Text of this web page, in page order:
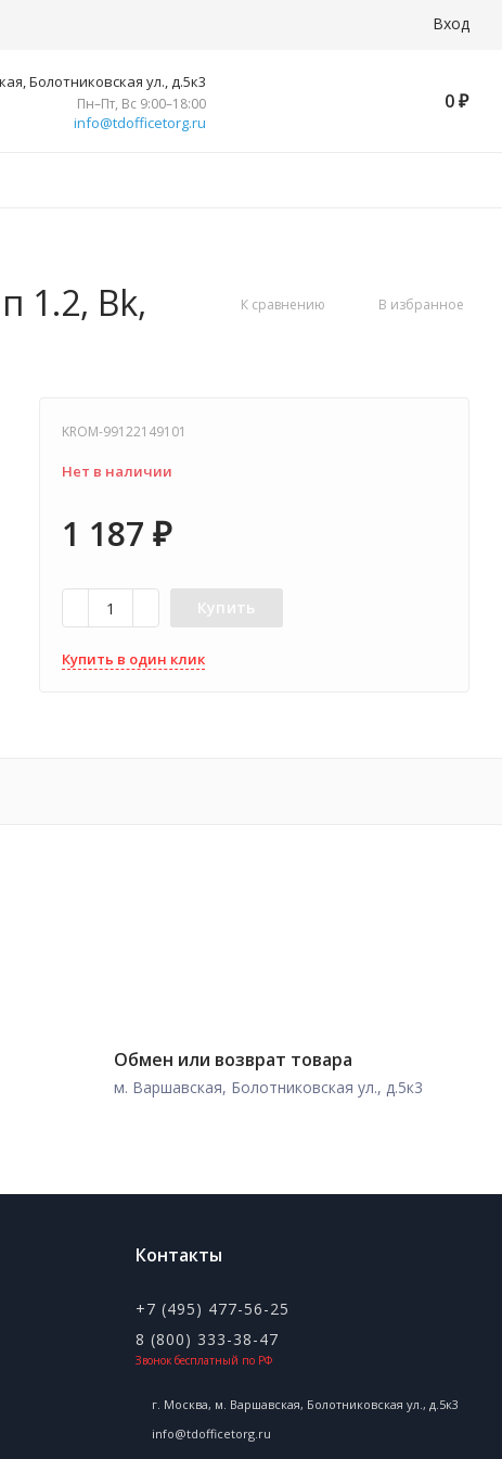
Вход
Болотниковская ул., д.5к3
Пн–Пт, Вс 9:00–18:00
info@tdofficetorg.ru
0 ₽
1.2, Bk,
К сравнению В избранное
KROM-99122149101
Нет в наличии
1 187 ₽
Купить
Купить в один клик
Обмен или возврат товара
м. Варшавская, Болотниковская ул., д.5к3
Контакты
+7 (495) 477-56-25
8 (800) 333-38-47
Звонок бесплатный по РФ
г. Москва, м. Варшавская, Болотниковская ул., д.5к3
info@tdofficetorg.ru